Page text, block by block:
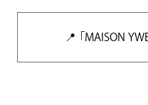
📍 「MAISON